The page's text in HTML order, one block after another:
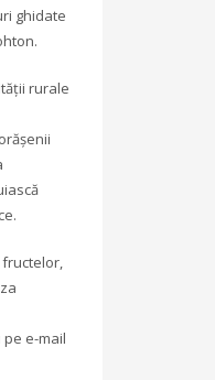
ghidate
rurale
pe e-mail